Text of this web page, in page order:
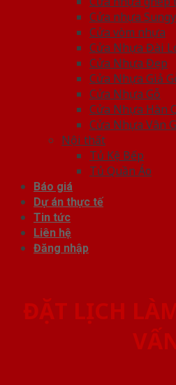
Cửa nhựa
Cửa vòm nhựa
Cửa Nhựa Đài
Cửa Nhựa Đẹp
Cửa Nhựa Giả
Cửa Nhựa Gỗ
Cửa Nhựa Hàn
Cửa Nhựa Vân
Nội thất
Tủ Kệ Bếp
Tủ Quần Áo
Báo giá
Dự án thực tế
Tin tức
Liên hệ
Đăng nhập
ĐẶT LỊCH